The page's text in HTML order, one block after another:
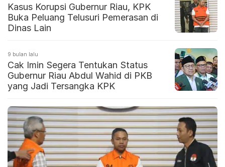
Kasus Korupsi Gubernur Riau, KPK
Buka Peluang Telusuri Pemerasan di
Dinas Lain
9 bulan lalu
Cak Imin Segera Tentukan Status
Gubernur Riau Abdul Wahid di PKB
yang Jadi Tersangka KPK